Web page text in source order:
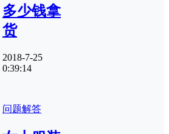
多少钱拿
货
2018-7-25
0:39:14
问题解答